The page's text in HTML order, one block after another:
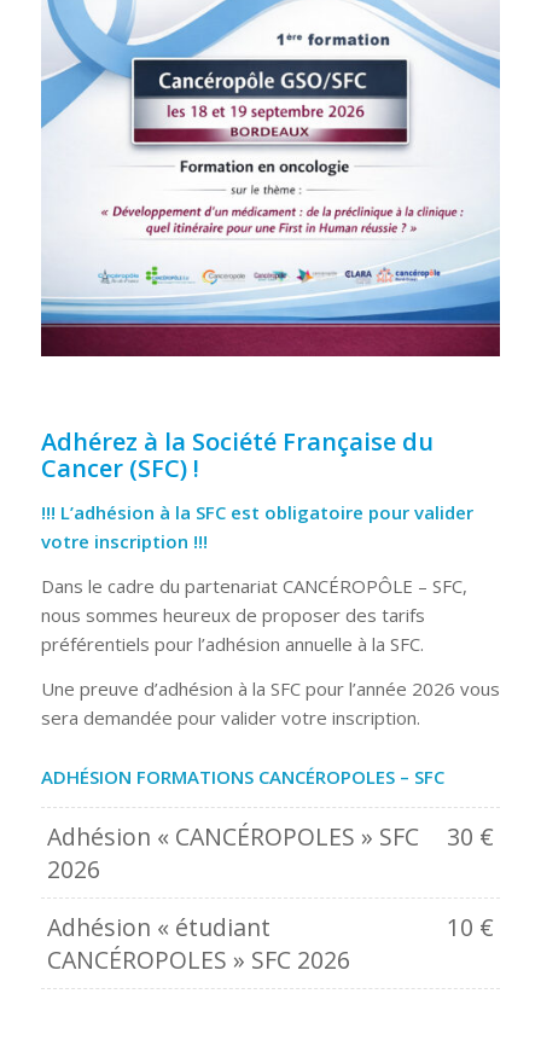
Adhérez à la Société Française du
Cancer (SFC) !
!!! L’adhésion à la SFC est obligatoire pour valider
votre inscription !!!
Dans le cadre du partenariat CANCÉROPÔLE – SFC,
nous sommes heureux de proposer des tarifs
préférentiels pour l’adhésion annuelle à la SFC.
Une preuve d’adhésion à la SFC pour l’année 2026 vous
sera demandée pour valider votre inscription.
ADHÉSION FORMATIONS CANCÉROPOLES – SFC
Adhésion « CANCÉROPOLES » SFC
2026
30 €
Adhésion « étudiant
CANCÉROPOLES » SFC 2026
10 €